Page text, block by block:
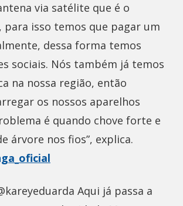
via satélite que é o
isso temos que pagar um
dessa forma temos
sociais. Nós também já temos
na nossa região, então
os nossos aparelhos
é quando chove forte e
árvore nos fios”, explica.
Aqui já passa a